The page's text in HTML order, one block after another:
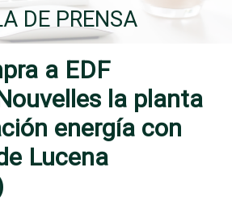
DE PRENSA
a EDF
la planta
energía con
Lucena